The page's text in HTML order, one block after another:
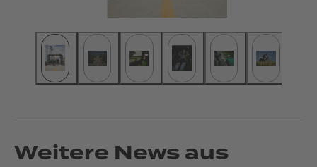
Weitere News aus